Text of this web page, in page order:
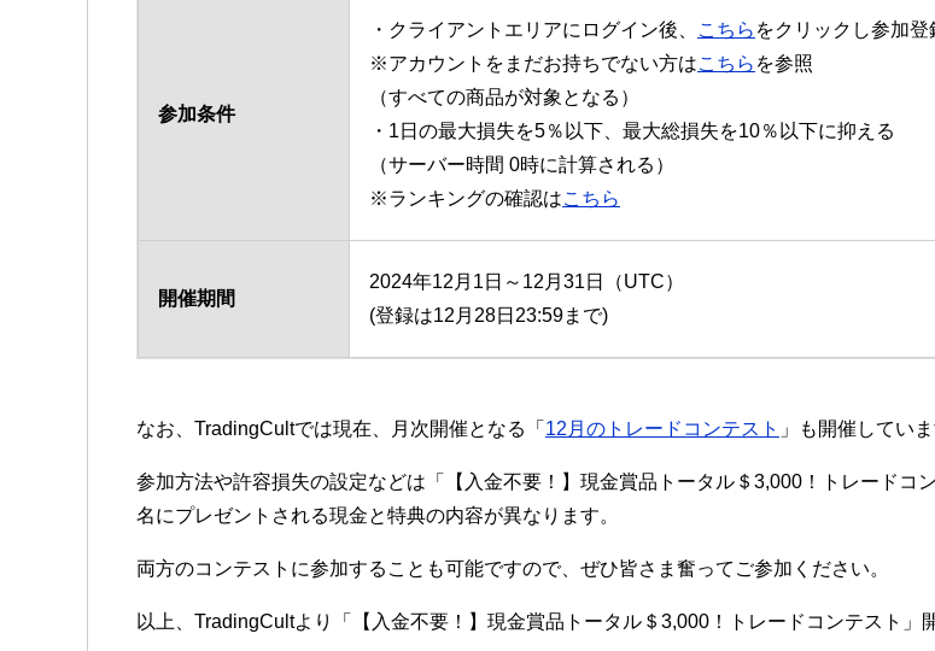
参加条件
・クライアントエリアにログイン後、 こちら をクリックし参加登
※アカウントをまだお持ちでない方はこちら を参照
（すべての商品が対象となる）
・1日の最大損失を5％以下、最大総損失を10％以下に抑える
（サーバー時間 0時に計算される）
※ランキングの確認はこちら
開催期間
2024年12月1日～12月31日（UTC）
(登録は12月28日23:59まで)
なお、TradingCultでは現在、月次開催となる 「 12月のトレードコンテスト 」も開催していま
参加方法や許容損失の設定などは「【入金不要！】現金賞品トータル＄3,000！トレード
名にプレゼントされる現金と特典の内容が異なります。
両方のコンテストに参加することも可能ですので、ぜひ皆さま奮ってご参加ください。
以上、TradingCultより「【入金不要！】現金賞品トータル＄3,000！トレードコンテスト」